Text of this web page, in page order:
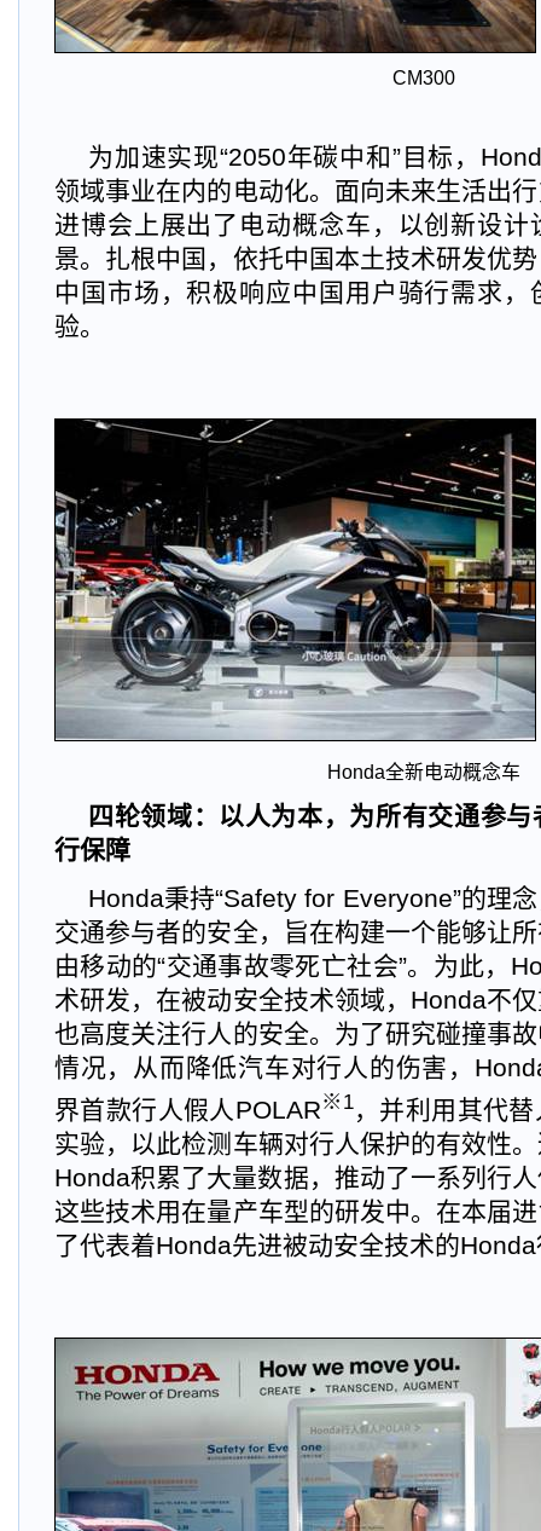
CM300
为加速实现“2050年碳中和”目标，
领域事业在内的电动化。面向未来生活出
进博会上展出了电动概念车，以创新设计
景。扎根中国，依托中国本土技术研发优
中国市场，积极响应中国用户骑行需求，
验。
Honda全新电动概念车
四轮领域：以人为本，为所有交通参
行保障
Honda秉持“Safety for Everyone”的理
交通参与者的安全，旨在构建一个能够让
由移动的“交通事故零死亡社会”。为此，
术研发，在被动安全技术领域，Honda不
也高度关注行人的安全。为了研究碰撞事
情况，从而降低汽车对行人的伤害，
界首款行人假人POLAR※1，并利用其代
实验，以此检测车辆对行人保护的有效性
Honda积累了大量数据，推动了一系列行
这些技术用在量产车型的研发中。在本届
了代表着Honda先进被动安全技术的